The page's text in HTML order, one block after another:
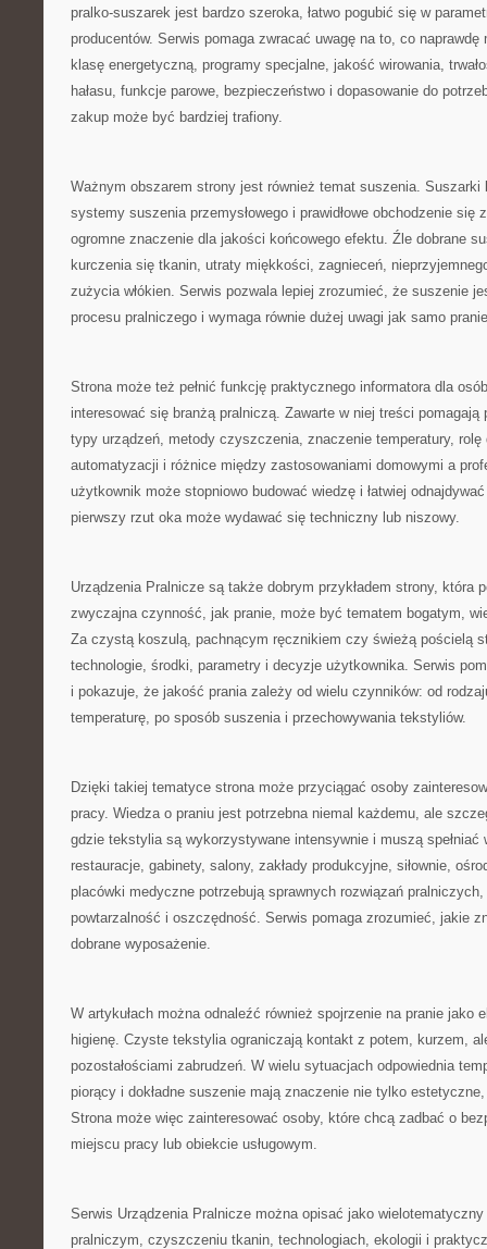
pralko-suszarek jest bardzo szeroka, łatwo pogubić się w
producentów. Serwis pomaga zwracać uwagę na to, co
klasę energetyczną, programy specjalne, jakość wirowania,
hałasu, funkcje parowe, bezpieczeństwo i dopasowanie do
zakup może być bardziej trafiony.
Ważnym obszarem strony jest również temat suszenia. Suszarki
systemy suszenia przemysłowego i prawidłowe obchodzenie
ogromne znaczenie dla jakości końcowego efektu. Źle dobrane
kurczenia się tkanin, utraty miękkości, zagnieceń,
zużycia włókien. Serwis pozwala lepiej zrozumieć, że suszenie
procesu pralniczego i wymaga równie dużej uwagi jak samo
Strona może też pełnić funkcję praktycznego informatora dla
interesować się branżą pralniczą. Zawarte w niej treści pomagają
typy urządzeń, metody czyszczenia, znaczenie temperatury, rolę
automatyzacji i różnice między zastosowaniami domowymi a
użytkownik może stopniowo budować wiedzę i łatwiej
pierwszy rzut oka może wydawać się techniczny lub niszowy.
Urządzenia Pralnicze są także dobrym przykładem strony, która
zwyczajna czynność, jak pranie, może być tematem bogatym,
Za czystą koszulą, pachnącym ręcznikiem czy świeżą pościelą
technologie, środki, parametry i decyzje użytkownika. Serwis
i pokazuje, że jakość prania zależy od wielu czynników: od
temperaturę, po sposób suszenia i przechowywania tekstyliów.
Dzięki takiej tematyce strona może przyciągać osoby
pracy. Wiedza o praniu jest potrzebna niemal każdemu, ale
gdzie tekstylia są wykorzystywane intensywnie i muszą spełniać
restauracje, gabinety, salony, zakłady produkcyjne, siłownie,
placówki medyczne potrzebują sprawnych rozwiązań
powtarzalność i oszczędność. Serwis pomaga zrozumieć, jakie
dobrane wyposażenie.
W artykułach można odnaleźć również spojrzenie na pranie jako
higienę. Czyste tekstylia ograniczają kontakt z potem, kurzem,
pozostałościami zabrudzeń. W wielu sytuacjach odpowiednia
piorący i dokładne suszenie mają znaczenie nie tylko
Strona może więc zainteresować osoby, które chcą zadbać o
miejscu pracy lub obiekcie usługowym.
Serwis Urządzenia Pralnicze można opisać jako
pralniczym, czyszczeniu tkanin, technologiach, ekologii i